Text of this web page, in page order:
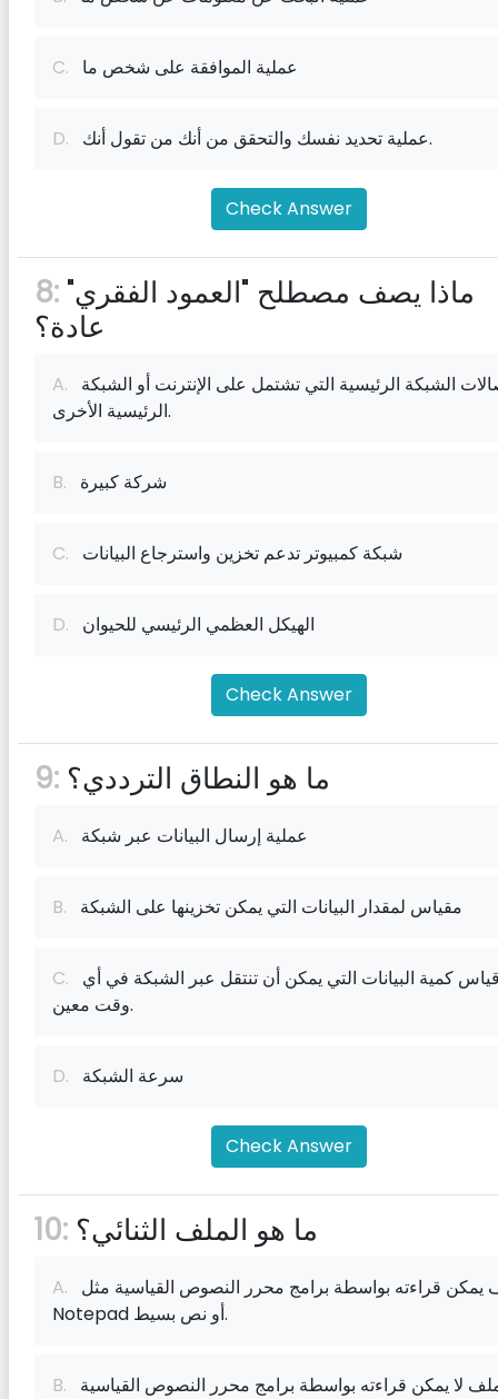
C. عملية الموافقة على شخص ما
D. عملية تحديد نفسك والتحقق من أنك من تقول أنك.
Check Answer
8:
عادة؟
A.
الرئيسية الأخرى.
B. شركة كبيرة
C. شبكة كمبيوتر تدعم تخزين واسترجاع البيانات
D. الهيكل العظمي الرئيسي للحيوان
Check Answer
9: ما هو النطاق الترددي؟
A. عملية إرسال البيانات عبر شبكة
B. مقياس لمقدار البيانات التي يمكن تخزينها على الشبكة
C.
وقت معين.
D. سرعة الشبكة
Check Answer
10: ما هو الملف الثنائي؟
A.
Notepad أو نص بسيط.
B.